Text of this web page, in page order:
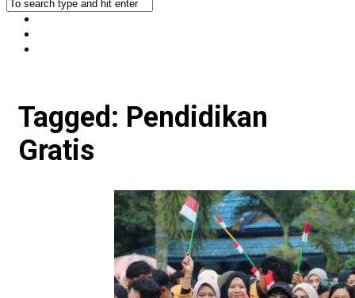
Tagged: Pendidikan
Gratis